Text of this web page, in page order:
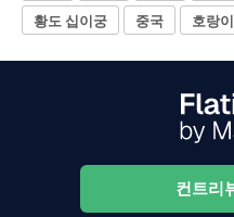
황도 십이궁
중국 호랑이
컨트리